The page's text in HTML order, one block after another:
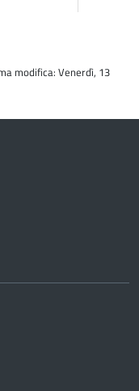
modifica: Venerdì, 13